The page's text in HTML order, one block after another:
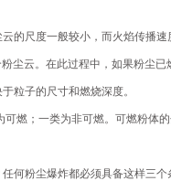
尺度一般较小，而火焰传播速
尘云。在此过程中，如果粉尘
粒子的尺寸和燃烧深度。
；一类为非可燃。可燃粉体的
粉尘爆炸都必须具备这样三个